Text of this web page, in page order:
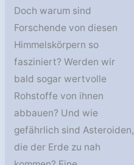
Doch warum sind
Forschende von diesen
Himmelskörpern so
fasziniert? Werden wir
bald sogar wertvolle
Rohstoffe von ihnen
abbauen? Und wie
gefährlich sind Asteroiden,
die der Erde zu nah